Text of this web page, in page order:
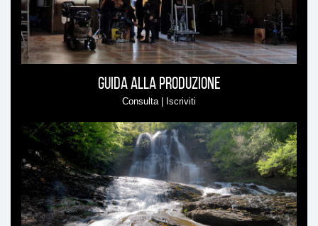
Guida alla produzione
Consulta | Iscriviti